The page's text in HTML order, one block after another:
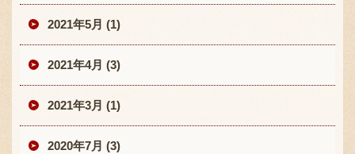
2021年5月 (1)
2021年4月 (3)
2021年3月 (1)
2020年7月 (3)